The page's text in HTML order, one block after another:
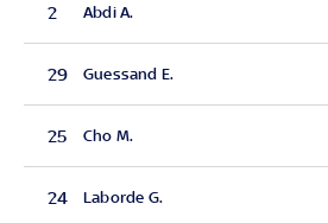
2 Abdi A.
29 Guessand E.
25 Cho M.
24 Laborde G.